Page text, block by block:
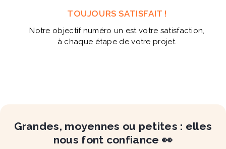
TOUJOURS SATISFAIT !
Notre objectif numéro un est votre satisfaction,
à chaque étape de votre projet.
Grandes, moyennes ou petites : elles
nous font confiance 👀